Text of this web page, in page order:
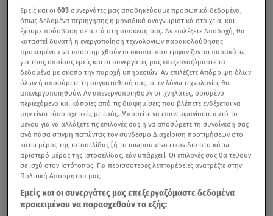
Εμείς και οι603 συνεργάτες μας αποθηκεύουμε προσωπικά δεδομένα,
όπως δεδομένα περιήγησης ή μοναδικά αναγνωριστικά στοιχεία, και
έχουμε πρόσβαση σε αυτά στη συσκευή σας. Αν επιλέξετε Αποδοχή, θα
καταστεί δυνατή η ενεργοποίηση τεχνολογιών παρακολούθησης
προκειμένου να υποστηριχθούν οι σκοποί που εμφανίζονται παρακάτω,
για τους οποίους εμείς και οι συνεργάτες μας επεξεργαζόμαστε τα
δεδομένα με σκοπό την παροχή υπηρεσιών. Αν επιλέξετε Απόρριψη όλων
όλων ή αποσύρετε τη συγκατάθεσή σας, οι εν λόγω τεχνολογίες θα
απενεργοποιηθούν. Αν απενεργοποιηθούν οι ιχνηλάτες, ορισμένο
περιεχόμενο και κάποιες από τις διαφημίσεις που βλέπετε ενδέχεται να
μην είναι τόσο σχετικές με εσάς. Μπορείτε να επανεμφανίσετε αυτό το
μενού για να αλλάξετε τις επιλογές σας ή να αποσύρετε τη συναίνεσή σας
ανά πάσα στιγμή πατώντας τον σύνδεσμο Διαχείριση προτιμήσεων στο
κάτω μέρος της ιστοσελίδας [ή το αιωρούμενο εικονίδιο στο κάτω
αριστερό μέρος της ιστοσελίδας, εάν υπάρχει]. Οι επιλογές σας θα τεθούν
σε ισχύ στον Ιστότοπος. Για περισσότερες λεπτομέρειες ανατρέξτε στην
Πολιτική Απορρήτου μας.
Εμείς και οι συνεργάτες μας επεξεργαζόμαστε δεδομένα
προκειμένου να παρασχεθούν τα εξής: